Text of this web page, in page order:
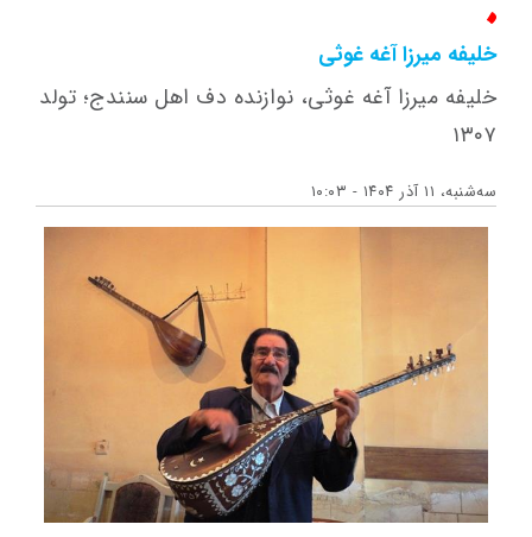
خلیفه میرزا آغه غوثی
خلیفه میرزا آغه غوثی، نوازنده دف اهل سنندج؛ تولد
۱۳۰۷
ﺳﻪشنبه، ۱۱ آذر ۱۴۰۴ - ۱۰:۰۳